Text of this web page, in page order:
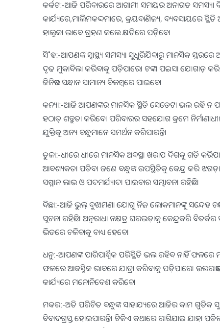
କର୍କଟ:-ଆଜି ପରିବାରରେ ଆଗାମୀ ସମୟର ଅନାଗତ ସମସ୍ୟା
କାର୍ଯ୍ୟରେ,ମାଲିମକଦ୍ଦମାରେ, କ୍ରୟବାଣିଜ୍ୟ, ବ୍ୟବସାୟରେ
ହାଲୁକା ଭାବେ ଗ୍ରହଣ କଲେ କ୍ଷତିରେ ପଡ଼ିବେ।
ସି˚ହ:-ଆପଣଙ୍କ ସ୍ବାସ୍ଥ୍ୟ ସମସ୍ୟା ସୁଧୁରିଯିବାରୁ ମାନସିକ
ଦୃଢ ମୁକାବିଲା କରିବାକୁ ପଡ଼ିପାରେ। ଟଙ୍କା ପଇସା ଯୋଗାଡ଼
ଜିନିଷର ସନ୍ଧାନ ସାମାନ୍ୟ ବିଳମ୍ବରେ ପାଇବେ।
କନ୍ୟା:-ଆଜି ଆପଣଙ୍କର ମାନସିକ ସ୍ଥିତି ସେତେଟା ଭଲ ରହି ନ
ହଠାତ୍‌ ଶତ୍ରୁତା କରିବେ। ପରିବାରର ସହଯୋଗ କ୍ରମେ
ଯୁୁକ୍ତିକୁ ଅନ୍ୟ ବନ୍ଧୁମାନେ ସମର୍ଥନ କରିପାରନ୍ତି।
ତୁଳା:-ଧୀରେ ଧୀରେ ମାନସିକ ଅବସ୍ଥା ଖରାପ ଦିଗକୁ ଗତି
ଆବଶ୍ୟକତା ପଡିବ। ଜଣେ ବନ୍ଧୁଙ୍କ ଉପସ୍ଥିତିକୁ କେନ୍ଦ୍ର କରି ଝଗଡ଼ା
ସମ୍ମାନ ଲାଭ ଓ ପଦମର୍ଯ୍ୟାଦା ପାଇବାର ସମ୍ଭାବନା ରହିଛି।
ବିଛା:-ଆଜି ଭୁଲ୍‌ ବୁଝାମଣା ଯୋଗୁ ନିଜ ଲୋକମାନଙ୍କୁ ସନ୍ଦେହ
ସୂଚନା ରହିଛି। ଅନୁରାଧା ନକ୍ଷତ୍ର ଘରଭଡ଼ାକୁ କେନ୍ଦ୍ରକରି ବିତର୍କର
ଭିତରେ ଚଳିବାକୁ ବାଧ୍ୟ ହେବେ।
ଧନୁ:-ଆପଣଙ୍କ ପାରିପାର୍ଶ୍ୱିକ ପରିସ୍ଥିତି ଭଲ ରହିବ ନାହିଁ ଫଳରେ
ଫଳରେ ଆକସ୍ମିକ ଭାବରେ ଯାତ୍ରା କରିବାକୁ ପଡ଼ିପାରେ।
କାର୍ଯ୍ୟରେ ମନୋନିବେଶ କରିବେ।
ମକର:-ଅତି ପରିଚିତ ବନ୍ଧୁଙ୍କ ସାହାଯ୍ୟରେ ଆଜିର କାମ ଗୁଡିକ
ବିବାଦଗ୍ରସ୍ତ ହୋଇପାରନ୍ତି। ଟିକିଏ କଥାରେ ରାଗିଯାଇ ଯାହା